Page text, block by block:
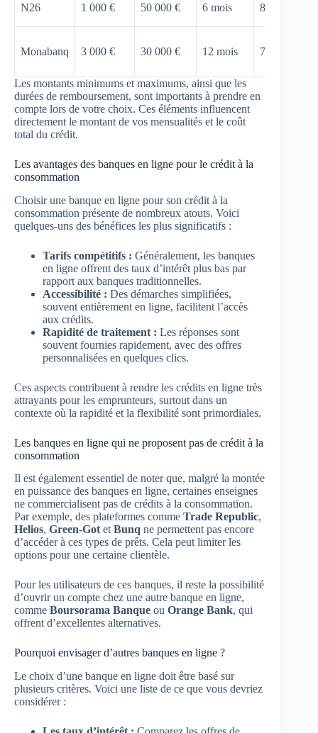
N26 1 000 € 50 000 € 6 mois 84 mois
Monabanq 3 000 € 30 000 € 12 mois 72 mois
Les montants minimums et maximums, ainsi que les
durées de remboursement, sont importants à prendre en
compte lors de votre choix. Ces éléments influencent
directement le montant de vos mensualités et le coût
total du crédit.
Les avantages des banques en ligne pour le crédit à la
consommation
Choisir une banque en ligne pour son crédit à la
consommation présente de nombreux atouts. Voici
quelques-uns des bénéfices les plus significatifs :
Tarifs compétitifs : Généralement, les banques
en ligne offrent des taux d’intérêt plus bas par
rapport aux banques traditionnelles.
Accessibilité : Des démarches simplifiées,
souvent entièrement en ligne, facilitent l’accès
aux crédits.
Rapidité de traitement : Les réponses sont
souvent fournies rapidement, avec des offres
personnalisées en quelques clics.
Ces aspects contribuent à rendre les crédits en ligne très
attrayants pour les emprunteurs, surtout dans un
contexte où la rapidité et la flexibilité sont primordiales.
Les banques en ligne qui ne proposent pas de crédit à la
consommation
Il est également essentiel de noter que, malgré la montée
en puissance des banques en ligne, certaines enseignes
ne commercialisent pas de crédits à la consommation.
Par exemple, des plateformes comme Trade Republic,
Helios, Green-Got et Bunq ne permettent pas encore
d’accéder à ces types de prêts. Cela peut limiter les
options pour une certaine clientèle.
Pour les utilisateurs de ces banques, il reste la possibilité
d’ouvrir un compte chez une autre banque en ligne,
comme Boursorama Banque ou Orange Bank, qui
offrent d’excellentes alternatives.
Pourquoi envisager d’autres banques en ligne ?
Le choix d’une banque en ligne doit être basé sur
plusieurs critères. Voici une liste de ce que vous devriez
considérer :